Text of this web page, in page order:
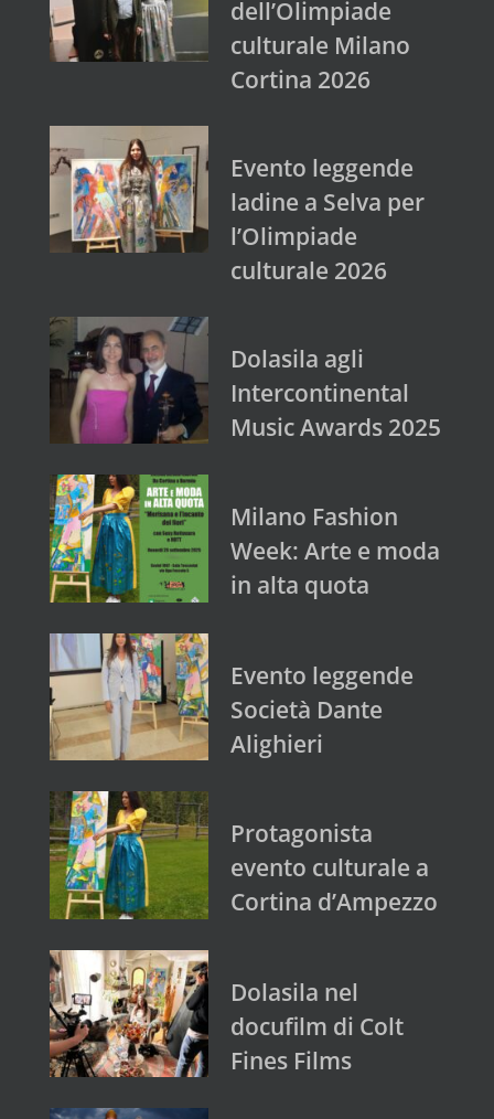
dell’Olimpiade
culturale Milano
Cortina 2026
Evento leggende
ladine a Selva per
l’Olimpiade
culturale 2026
Dolasila agli
Intercontinental
Music Awards 2025
Milano Fashion
Week: Arte e moda
in alta quota
Evento leggende
Società Dante
Alighieri
Protagonista
evento culturale a
Cortina d’Ampezzo
Dolasila nel
docufilm di Colt
Fines Films